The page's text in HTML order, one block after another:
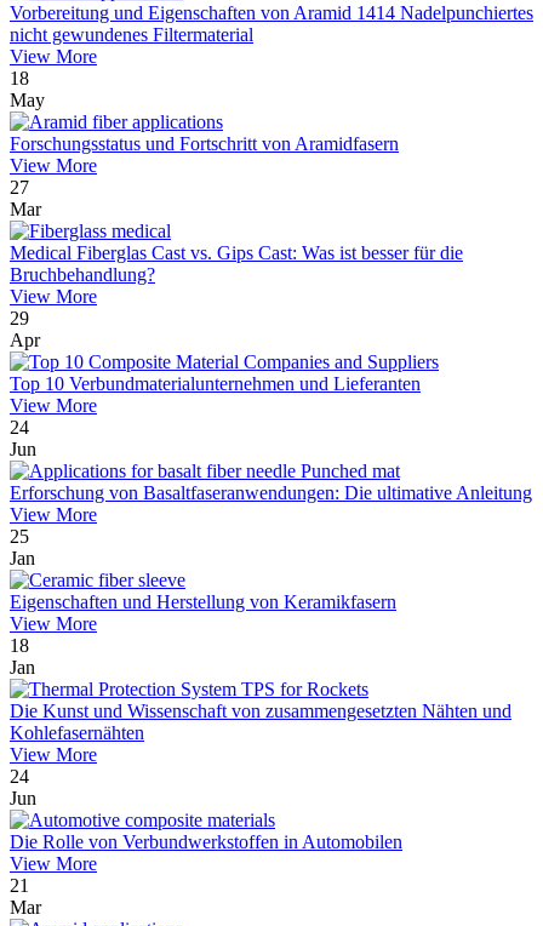
Vorbereitung und Eigenschaften von Aramid 1414 Nadelpunchiertes
nicht gewundenes Filtermaterial
View More
18
May
Forschungsstatus und Fortschritt von Aramidfasern
View More
27
Mar
Medical Fiberglas Cast vs. Gips Cast: Was ist besser für die
Bruchbehandlung?
View More
29
Apr
Top 10 Verbundmaterialunternehmen und Lieferanten
View More
24
Jun
Erforschung von Basaltfaseranwendungen: Die ultimative Anleitung
View More
25
Jan
Eigenschaften und Herstellung von Keramikfasern
View More
18
Jan
Die Kunst und Wissenschaft von zusammengesetzten Nähten und
Kohlefasernähten
View More
24
Jun
Die Rolle von Verbundwerkstoffen in Automobilen
View More
21
Mar